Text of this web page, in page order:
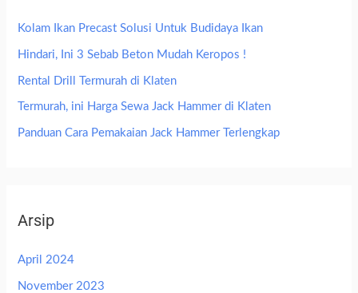
Kolam Ikan Precast Solusi Untuk Budidaya Ikan
Hindari, Ini 3 Sebab Beton Mudah Keropos !
Rental Drill Termurah di Klaten
Termurah, ini Harga Sewa Jack Hammer di Klaten
Panduan Cara Pemakaian Jack Hammer Terlengkap
Arsip
April 2024
November 2023